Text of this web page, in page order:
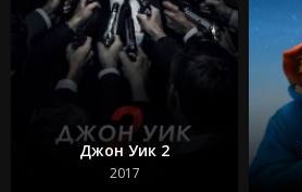
Джон Уик 2
2017